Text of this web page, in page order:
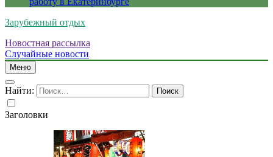
Зарубежный отдых
Новостная рассылка
Случайные новости
Меню
Найти:
Заголовки